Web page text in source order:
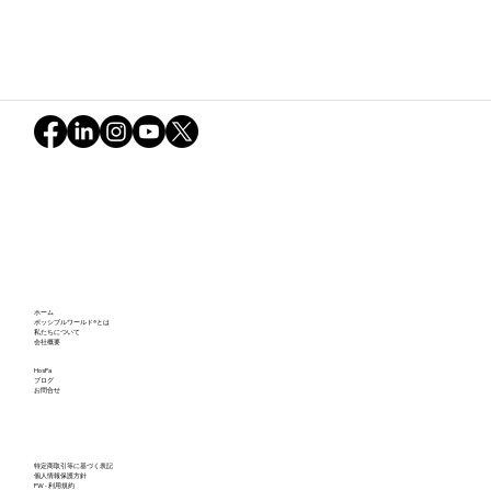
ホーム
ポッシブルワールド®とは
私たちについて
会社概要
HosPa
ブログ
お問合せ
特定商取引等に基づく表記
個人情報保護方針
PW - 利用規約